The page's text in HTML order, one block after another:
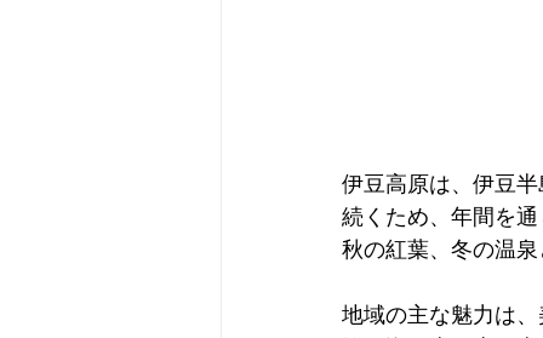
伊豆高原は、伊豆
続くため、年間を
秋の紅葉、冬の温
地域の主な魅力は